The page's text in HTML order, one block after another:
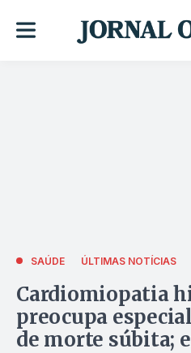
SAÚDE ÚLTIMAS NOTÍCIAS
Cardiomiopatia
preocupa
de morte súbita;